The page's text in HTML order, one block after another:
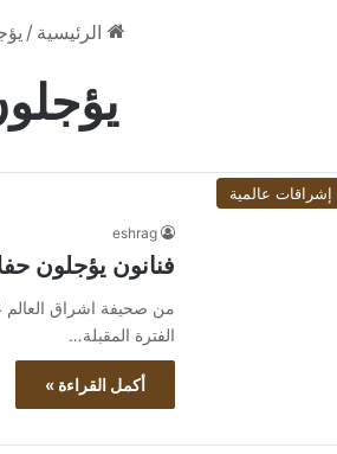
الرئيسية /
إشراقات عالمية
eshrag
فنانون يؤجلون
الفترة المقبلة…
أكمل القراءة »